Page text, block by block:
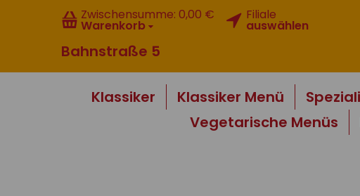
Zwischensumme: 0,00 €
Warenkorb
Filiale
auswählen
Bahnstraße 5
Klassiker Klassiker Menü
Vegetarische Menüs